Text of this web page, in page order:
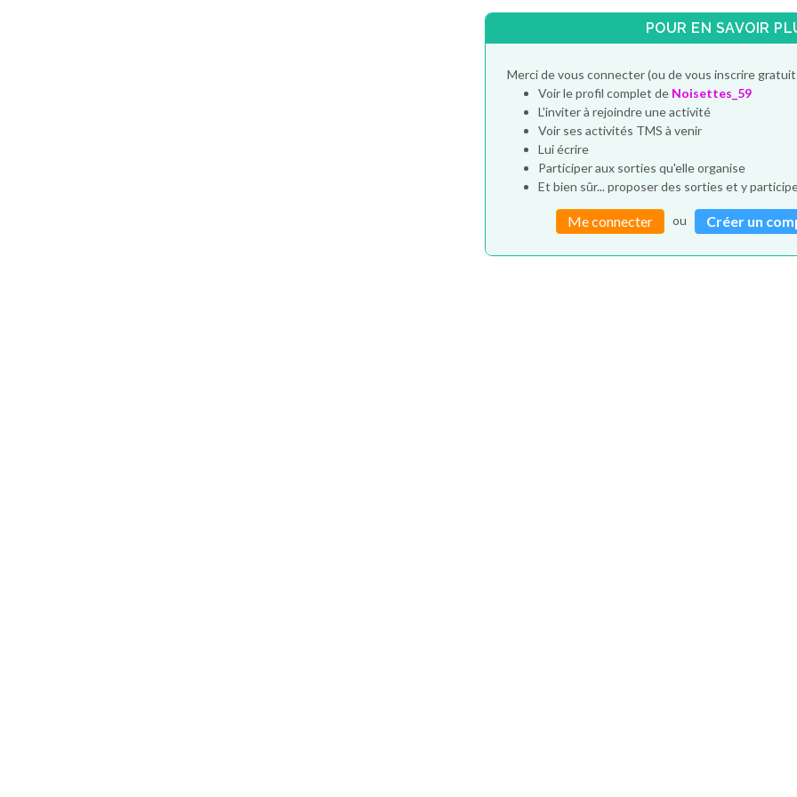
POUR EN SAVOIR
Merci de vous connecter (ou de vous inscrire
Voir le profil complet de Noisettes_59
L'inviter à rejoindre une activité
Voir ses activités TMS à venir
Lui écrire
Participer aux sorties qu'elle organise
Et bien sûr... proposer des sorties et y
Me connecter ou Créer un